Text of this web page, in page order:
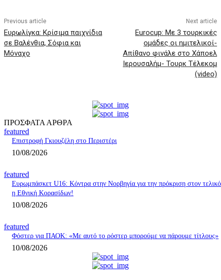
Previous article
Ευρωλίγκα: Κρίσιμα παιχνίδια
σε Βαλένθια, Σόφια και
Μόναχο
Next article
Eurocup: Με 3 τουρκικές
ομάδες οι ημιτελικοί-
Απίθανο φινάλε στο Χάποελ
Ιερουσαλήμ- Τουρκ Τέλεκομ
(video)
ΠΡΟΣΦΑΤΑ ΑΡΘΡΑ
featured
Επιστροφή Γκιουζέλη στο Περιστέρι
10/08/2026
featured
Ευρωμπάσκετ U16: Κόντρα στην Νορβηγία για την πρόκριση στον τελικό
η Εθνική Κορασίδων!
10/08/2026
featured
Φόστερ για ΠΑΟΚ: «Με αυτό το ρόστερ μπορούμε να πάρουμε τίτλους»
10/08/2026